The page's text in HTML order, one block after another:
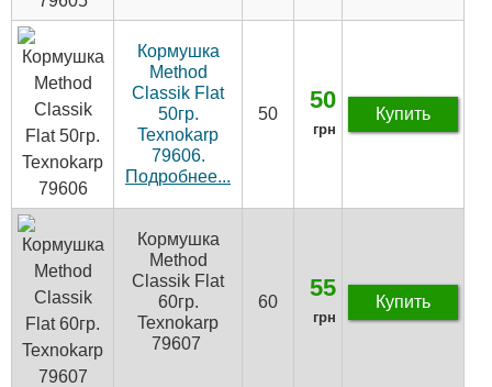
Кормушка
Method
Classik Flat
50гр.
Texnokarp
79606.
Подробнее...
50
50
грн
Купить
Кормушка
Method
Classik Flat
60гр.
Texnokarp
79607
60
55
грн
Купить